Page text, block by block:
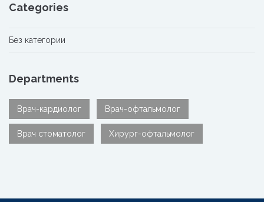
Categories
Без категории
Departments
Врач-кардиолог Врач-офтальмолог
Врач стоматолог Хирург-офтальмолог